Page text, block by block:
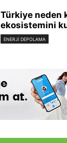
Türkiye neden
ekosistemini
ENERJI DEPOLAMA